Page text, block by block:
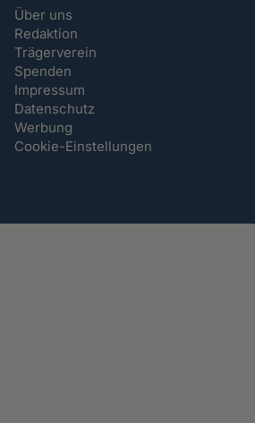
Über uns
Redaktion
Trägerverein
Spenden
Impressum
Datenschutz
Werbung
Cookie-Einstellungen